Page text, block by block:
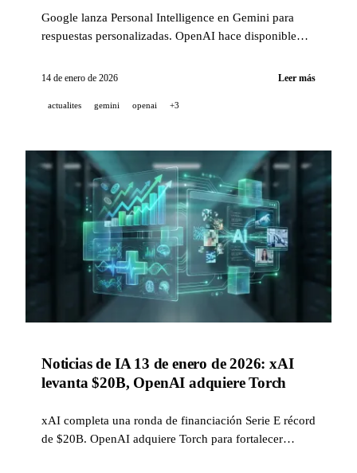
Google lanza Personal Intelligence en Gemini para
respuestas personalizadas. OpenAI hace disponible
despliega Data Tables para todos.
14 de enero de 2026 Leer más
actualites gemini openai +3
Noticias de IA 13 de enero de 2026: xAI
levanta $20B, OpenAI adquiere Torch
xAI completa una ronda de financiación Serie E récord
de $20B. OpenAI adquiere Torch para fortalecer